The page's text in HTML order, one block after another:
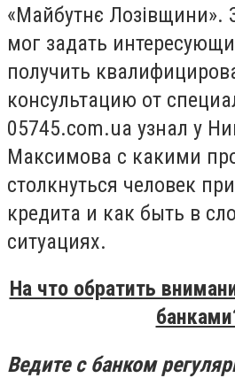
«Майбутнє Лозівщини».
мог задать
получить
консультацию от
05745.com.ua узнал у
Максимова с какими
столкнуться человек
кредита и как быть в
ситуациях.
На что обратить
Ведите с банком